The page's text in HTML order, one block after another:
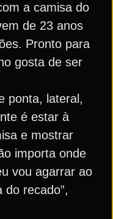
a camisa do
de 23 anos
Pronto para
gosta de ser
ponta, lateral,
é estar à
e mostrar
importa onde
vou agarrar ao
recado”,